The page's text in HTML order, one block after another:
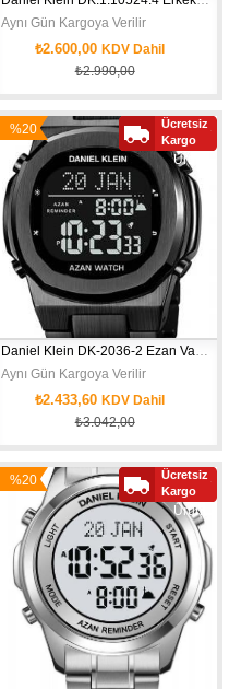
Aynı Gün Kargoya Verilir
₺2.600,00 KDV Dahil
₺2.990,00
Aynı Gün Kargoya Verilir
₺2.433,60 KDV Dahil
₺3.042,00
%20
İndirim
Ücretsiz
Kargo
Ürün
%20
İndirim
Ücretsiz
Kargo
Ürün